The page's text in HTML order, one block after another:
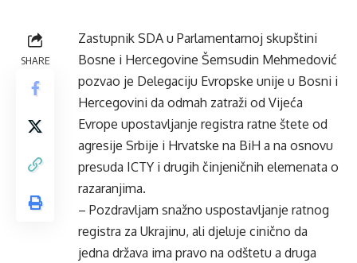
SHARE
Zastupnik SDA u Parlamentarnoj skupštini
Bosne i Hercegovine Šemsudin Mehmedović
pozvao je Delegaciju Evropske unije u Bosni i
Hercegovini da odmah zatraži od Vijeća
Evrope upostavljanje registra ratne štete od
agresije Srbije i Hrvatske na BiH a na osnovu
presuda ICTY i drugih činjeničnih elemenata o
razaranjima.
– Pozdravljam snažno uspostavljanje ratnog
registra za Ukrajinu, ali djeluje cinično da
jedna država ima pravo na odštetu a druga